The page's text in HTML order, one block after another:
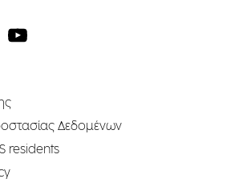
Δεδομένων
residents